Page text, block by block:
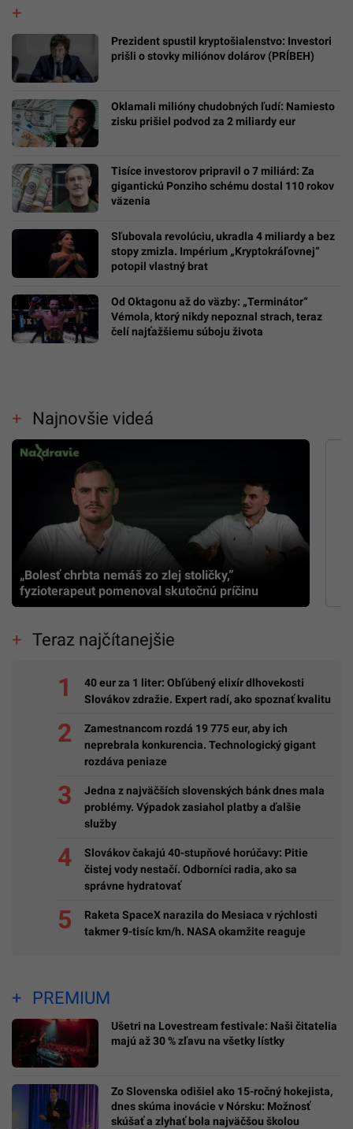
Prezident spustil kryptošialenstvo: Investori
prišli o stovky miliónov dolárov (PRÍBEH)
Oklamali milióny chudobných ľudí: Namiesto
zisku prišiel podvod za 2 miliardy eur
Tisíce investorov pripravil o 7 miliárd: Za
gigantickú Ponziho schému dostal 110 rokov
väzenia
Sľubovala revolúciu, ukradla 4 miliardy a bez
stopy zmizla. Impérium „Kryptokráľovnej“
potopil vlastný brat
Od Oktagonu až do väzby: „Terminátor“
Vémola, ktorý nikdy nepoznal strach, teraz
čelí najťažšiemu súboju života
Najnovšie videá
„Bolesť chrbta nemáš zo zlej stoličky,”
fyzioterapeut pomenoval skutočnú príčinu
Teraz najčítanejšie
40 eur za 1 liter: Obľúbený elixír dlhovekosti
Slovákov zdražie. Expert radí, ako spoznať kvalitu
Zamestnancom rozdá 19 775 eur, aby ich
neprebrala konkurencia. Technologický gigant
rozdáva peniaze
Jedna z najväčších slovenských bánk dnes mala
problémy. Výpadok zasiahol platby a ďalšie
služby
Slovákov čakajú 40-stupňové horúčavy: Pitie
čistej vody nestačí. Odborníci radia, ako sa
správne hydratovať
Raketa SpaceX narazila do Mesiaca v rýchlosti
takmer 9-tisíc km/h. NASA okamžite reaguje
PREMIUM
Ušetri na Lovestream festivale: Naši čitatelia
majú až 30 % zľavu na všetky lístky
Zo Slovenska odišiel ako 15-ročný hokejista,
dnes skúma inovácie v Nórsku: Možnosť
skúšať a zlyhať bola najväčšou školou